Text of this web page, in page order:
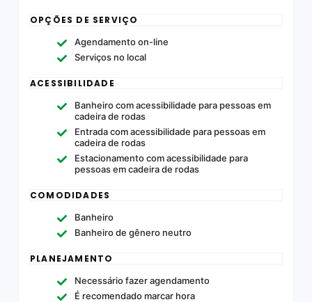
OPÇÕES DE SERVIÇO
Agendamento on-line
Serviços no local
ACESSIBILIDADE
Banheiro com acessibilidade para pessoas em
cadeira de rodas
Entrada com acessibilidade para pessoas em
cadeira de rodas
Estacionamento com acessibilidade para
pessoas em cadeira de rodas
COMODIDADES
Banheiro
Banheiro de gênero neutro
PLANEJAMENTO
Necessário fazer agendamento
É recomendado marcar hora